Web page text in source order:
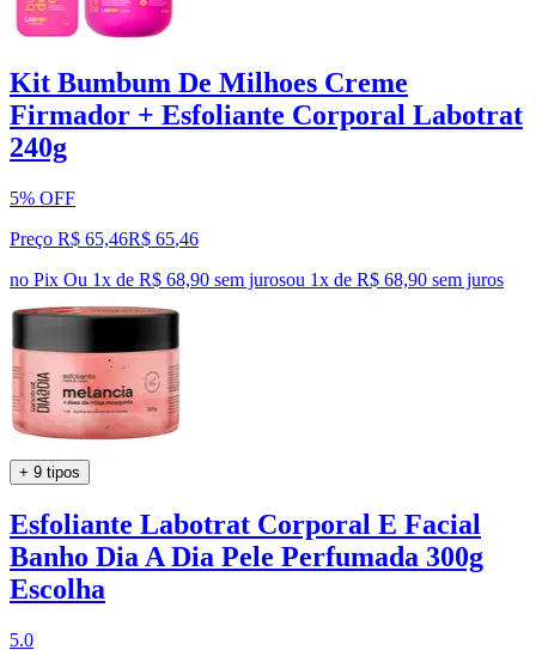
Kit Bumbum De Milhoes Creme
Firmador + Esfoliante Corporal Labotrat
240g
5% OFF
Preço R$ 65,46R$ 65,46
no Pix Ou 1x de R$ 68,90 sem jurosou 1x de R$ 68,90 sem juros
+ 9 tipos
Esfoliante Labotrat Corporal E Facial
Banho Dia A Dia Pele Perfumada 300g
Escolha
5.0